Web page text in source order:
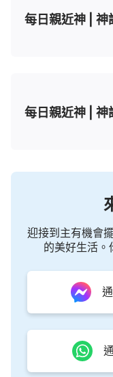
每日親近神 | 神
每日親近神 | 神
迎接到主有機會
的美好生活。